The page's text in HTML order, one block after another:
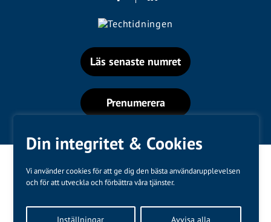
Din integritet & Cookies
Vi använder cookies för att ge dig den bästa användarupplevelsen
och för att utveckla och förbättra våra tjänster.
Inställningar Avvisa alla
Läs senaste numret
Prenumerera